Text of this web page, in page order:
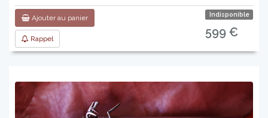
Ajouter au panier
Rappel
Indisponible
599 €